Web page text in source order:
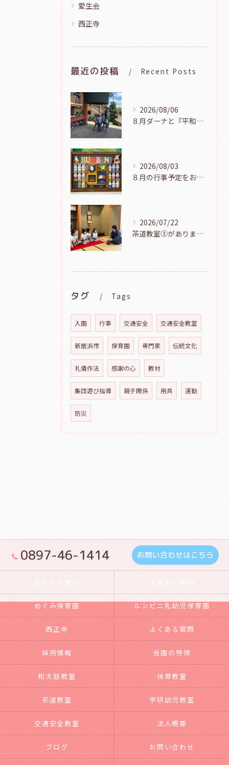
愛生会
西正寺
最近の投稿 Recent Posts
2026/08/06
８月ダーナと『平和の鐘を鳴らそう』（幼児組、８月６日）
2026/08/03
８月の行事予定をお知らせします
2026/07/22
茶道教室③がありました（年長児、７月２１日）
タグ Tags
入園 行事 交通安全 交通安全教室
新居浜市 保育園 専門家 伝統文化
礼儀作法 感謝の心 教材
集団遊び指導 親子関係 用具 運動
防災
0897-46-1414 お問い合わせはこちら
めぐみ保育園 ルンビニ乳幼児保育園
西正寺 よくある質問
採用情報 当園の特徴
和太鼓教室 体育教室
茶道教室 学研幼児教室
交通安全教室 法人概要
ブログ お問い合わせ